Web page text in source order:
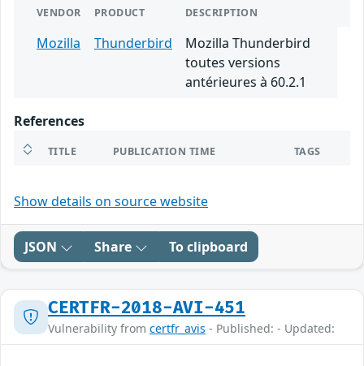
VENDOR PRODUCT DESCRIPTION
Mozilla Thunderbird
Mozilla Thunderbird
toutes versions
antérieures à 60.2.1
References
TITLE PUBLICATION TIME TAGS
Show details on source website
JSON Share To clipboard
CERTFR-2018-AVI-451
Vulnerability from certfr_avis - Published: - Updated: